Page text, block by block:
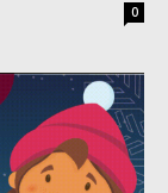
0